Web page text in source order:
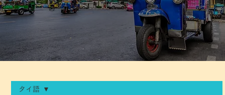
タイ語